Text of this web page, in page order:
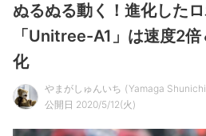
ぬるぬる動く！進化した
「Unitree-A1」は速度2
化
やまがしゅんいち
Yamaga Shunichi
公開日 2020/5/12(火)